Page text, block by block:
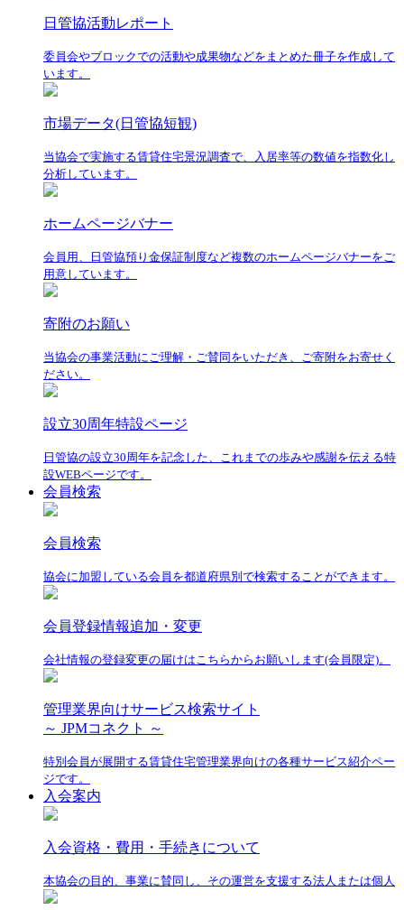
日管協活動レポート
委員会やブロックでの活動や成果物などをまとめた冊子を作成して
います。
市場データ(日管協短観)
当協会で実施する賃貸住宅景況調査で、入居率等の数値を指数化し
分析しています。
ホームページバナー
会員用、日管協預り金保証制度など複数のホームページバナーをご
用意しています。
寄附のお願い
当協会の事業活動にご理解・ご賛同をいただき、ご寄附をお寄せく
ださい。
設立30周年特設ページ
日管協の設立30周年を記念した、これまでの歩みや感謝を伝える特
設WEBページです。
会員検索
会員検索
協会に加盟している会員を都道府県別で検索することができます。
会員登録情報追加・変更
会社情報の登録変更の届けはこちらからお願いします(会員限定)。
管理業界向けサービス検索サイト
～ JPMコネクト ～
特別会員が展開する賃貸住宅管理業界向けの各種サービス紹介ペー
ジです。
入会案内
入会資格・費用・手続きについて
本協会の目的、事業に賛同し、その運営を支援する法人または個人